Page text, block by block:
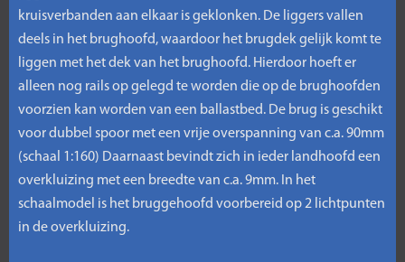
kruisverbanden aan elkaar is geklonken. De liggers vallen
deels in het brughoofd, waardoor het brugdek gelijk komt te
liggen met het dek van het brughoofd. Hierdoor hoeft er
alleen nog rails op gelegd te worden die op de brughoofden
voorzien kan worden van een ballastbed. De brug is geschikt
voor dubbel spoor met een vrije overspanning van c.a. 90mm
(schaal 1:160) Daarnaast bevindt zich in ieder landhoofd een
overkluizing met een breedte van c.a. 9mm. In het
schaalmodel is het bruggehoofd voorbereid op 2 lichtpunten
in de overkluizing.